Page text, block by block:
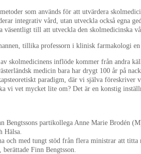
som används för att utvärdera
integrativ vård, utan utveckla också egna
väsentligt till att utveckla den skolmedicinska
tillika professorn i klinisk farmakologi
skolmedicinens inflöde kommer från andra
medicin bara har drygt 100 år på
paradigm, där vi själva föreskriver
vi vet mycket lite om? Det är en konstig
Bengtssons partikollega Anne Marie Brodén
Hälsa.
och med tungt stöd från flera ministrar att titta
Finn Bengtsson.